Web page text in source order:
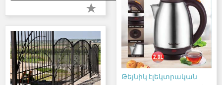
Թեյնիկ էլեկտրական